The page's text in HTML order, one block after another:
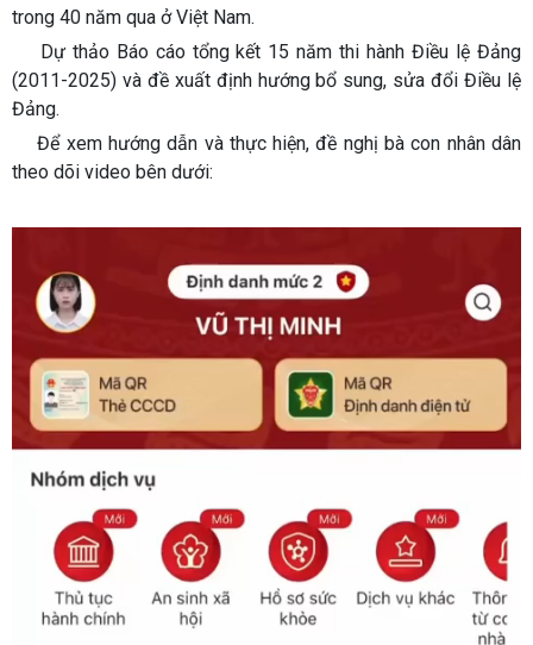
trong 40 năm qua ở Việt Nam.
Dự thảo Báo cáo tổng kết 15 năm thi hành Điều lệ Đảng
(2011-2025) và đề xuất định hướng bổ sung, sửa đổi Điều lệ
Đảng.
Để xem hướng dẫn và thực hiện, đề nghị bà con nhân dân
theo dõi video bên dưới: